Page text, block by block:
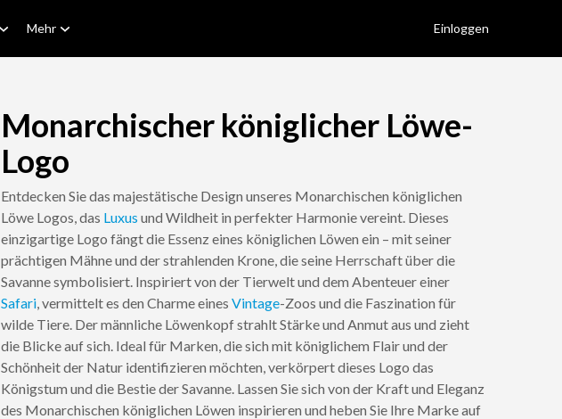
Mehr Einloggen
Monarchischer königlicher Löwe-
Logo
Entdecken Sie das majestätische Design unseres Monarchischen königlichen
Löwe Logos, das Luxus und Wildheit in perfekter Harmonie vereint. Dieses
einzigartige Logo fängt die Essenz eines königlichen Löwen ein – mit seiner
prächtigen Mähne und der strahlenden Krone, die seine Herrschaft über die
Savanne symbolisiert. Inspiriert von der Tierwelt und dem Abenteuer einer
Safari, vermittelt es den Charme eines Vintage-Zoos und die Faszination für
wilde Tiere. Der männliche Löwenkopf strahlt Stärke und Anmut aus und zieht
die Blicke auf sich. Ideal für Marken, die sich mit königlichem Flair und der
Schönheit der Natur identifizieren möchten, verkörpert dieses Logo das
Königstum und die Bestie der Savanne. Lassen Sie sich von der Kraft und Eleganz
des Monarchischen königlichen Löwen inspirieren und heben Sie Ihre Marke auf